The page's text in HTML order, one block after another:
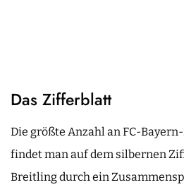
Das Zifferblatt
Die größte Anzahl an FC-
findet man auf dem silbernen
Breitling durch ein